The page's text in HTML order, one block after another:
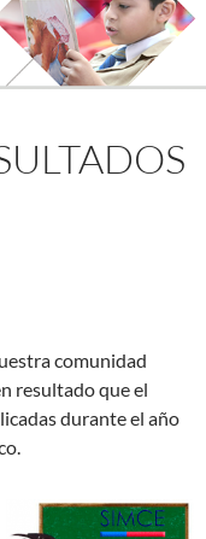
comunidad
resultado que el
durante el año